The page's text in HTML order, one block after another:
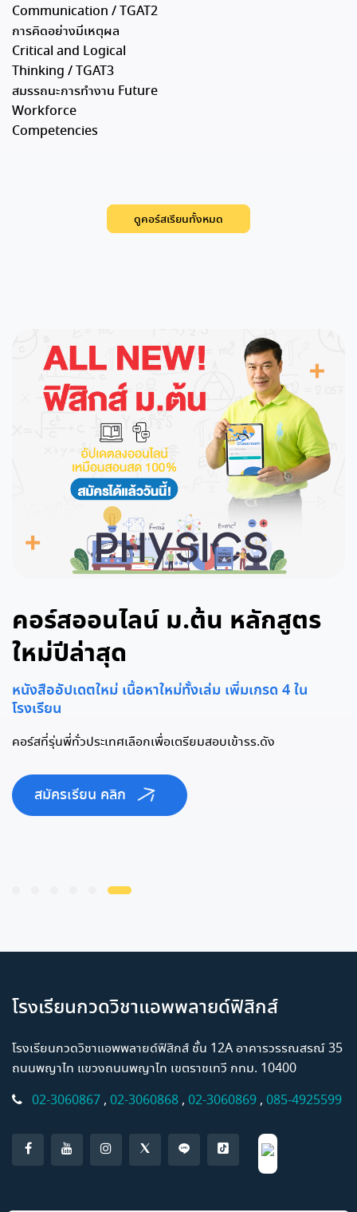
Communication / TGAT2
การคิดอย่างมีเหตุผล
Critical and Logical
Thinking / TGAT3
สมรรถนะการทำงาน Future
Workforce
Competencies
ดูคอร์สเรียนทั้งหมด
คอร์สออนไลน์ ม.ต้น หลักสูตร
ใหม่ปีล่าสุด
หนังสืออัปเดตใหม่ เนื้อหาใหม่ทั้งเล่ม เพิ่มเกรด 4 ใน
โรงเรียน
คอร์สที่รุ่นพี่ทั่วประเทศเลือกเพื่อเตรียมสอบเข้ารร.ดัง
สมัครเรียน คลิก
โรงเรียนกวดวิชาแอพพลายด์ฟิสิกส์
โรงเรียนกวดวิชาแอพพลายด์ฟิสิกส์ ชั้น 12A อาคารวรรณสรณ์ 35
ถนนพญาไท แขวงถนนพญาไท เขตราชเทวี กทม. 10400
02-3060867 , 02-3060868 , 02-3060869 , 085-4925599